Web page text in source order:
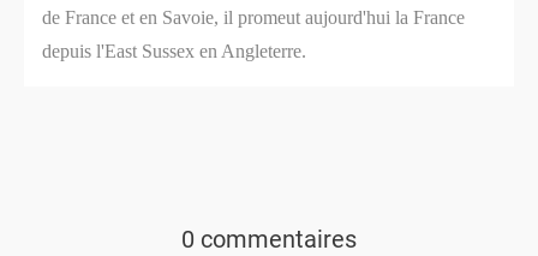
de France et en Savoie, il promeut aujourd'hui la France
depuis l'East Sussex en Angleterre.
0 commentaires